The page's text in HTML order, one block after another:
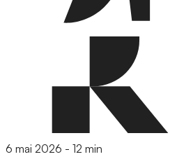
6 mai 2026 - 12 min